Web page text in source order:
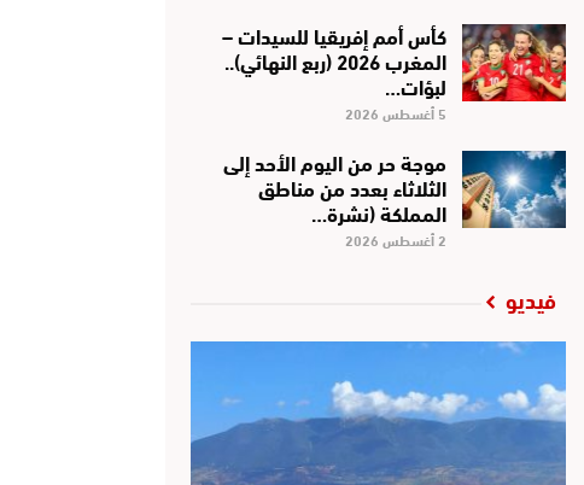
كأس أمم إفريقيا للسيدات –
المغرب 2026 (ربع النهائي)..
لبؤات…
5 أغسطس 2026
موجة حر من اليوم الأحد إلى
الثلاثاء بعدد من مناطق
المملكة (نشرة…
2 أغسطس 2026
فيديو